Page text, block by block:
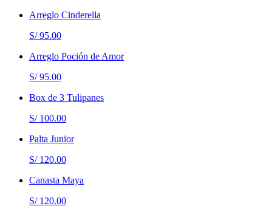
Arreglo Cinderella
S/ 95.00
Arreglo Poción de Amor
S/ 95.00
Box de 3 Tulipanes
S/ 100.00
Palta Junior
S/ 120.00
Canasta Maya
S/ 120.00